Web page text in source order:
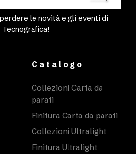
le novità e gli eventi di
Tecnografica!
Catalogo
Collezioni Carta da
parati
Finitura Carta da parati
Collezioni Ultralight
Finitura Ultralight